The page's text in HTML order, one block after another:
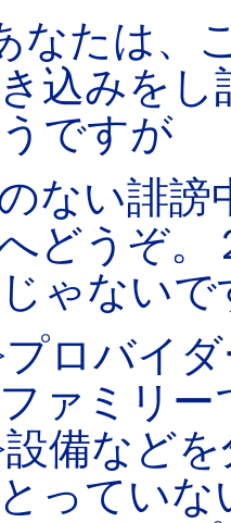
なたは
込みを
ですが
ない誹謗
どうぞ
ゃない
プロバイ
ァミリー
設備など
っていな